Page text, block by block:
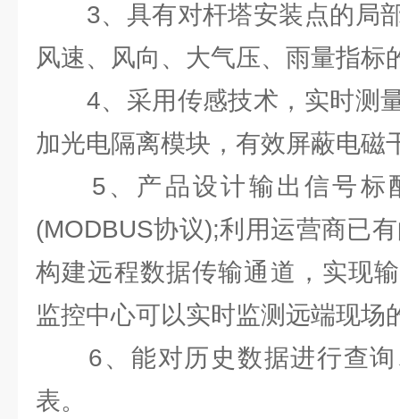
3、具有对杆塔安装点的局
风速、风向、大气压、雨量指标
4、采用传感技术，实时测
加光电隔离模块，有效屏蔽电磁
5、产品设计输出信号标
(MODBUS协议);利用运营商已
构建远程数据传输通道，实现
监控中心可以实时监测远端现场
6、能对历史数据进行查询
表。